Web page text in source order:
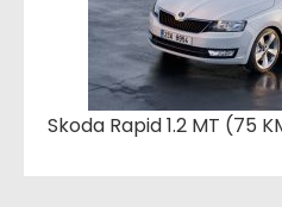
Skoda Rapid 1.2 MT (75